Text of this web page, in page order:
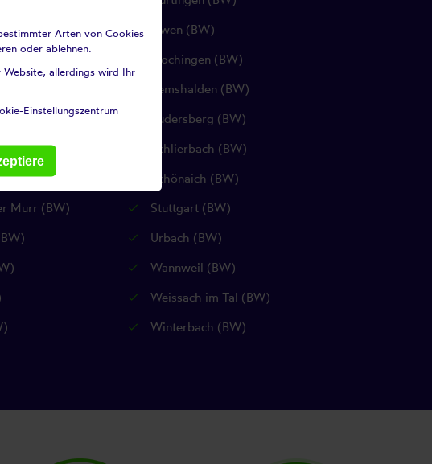
Owen (BW)
Plochingen (BW)
Remshalden (BW)
Rudersberg (BW)
Schlierbach (BW)
(BW)
Schönaich (BW)
Murr (BW)
Stuttgart (BW)
Urbach (BW)
Wannweil (BW)
Weissach im Tal (BW)
Winterbach (BW)
Arten von Cookies
oder ablehnen.
Website, allerdings wird Ihr
Einstellungszentrum